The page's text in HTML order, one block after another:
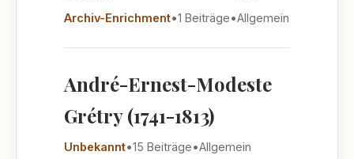
Archiv-Enrichment•1 Beiträge•Allgemein
André-Ernest-Modeste
Grétry (1741-1813)
Unbekannt•15 Beiträge•Allgemein